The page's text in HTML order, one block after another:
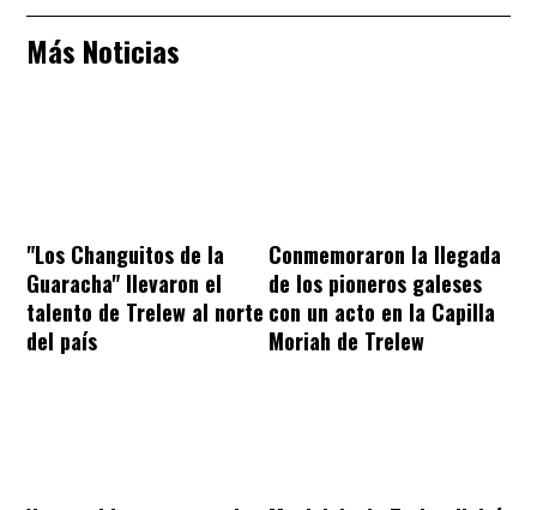
Más Noticias
"Los Changuitos de la
Guaracha" llevaron el
talento de Trelew al norte
del país
Conmemoraron la llegada
de los pioneros galeses
con un acto en la Capilla
Moriah de Trelew